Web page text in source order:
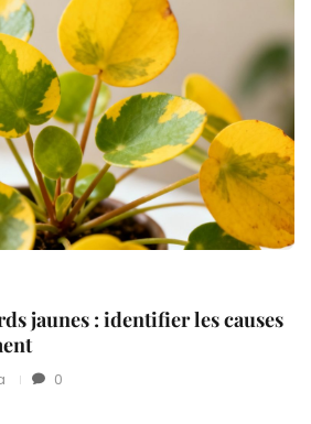
jaunes : identifier les causes
0